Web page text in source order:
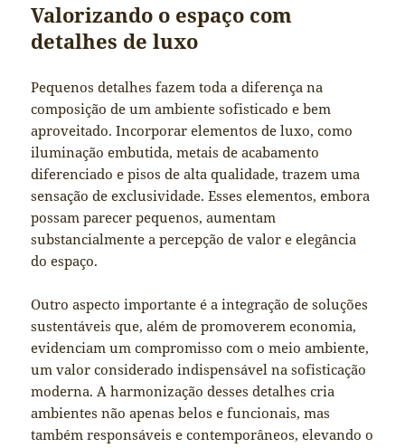
Valorizando o espaço com
detalhes de luxo
Pequenos detalhes fazem toda a diferença na
composição de um ambiente sofisticado e bem
aproveitado. Incorporar elementos de luxo, como
iluminação embutida, metais de acabamento
diferenciado e pisos de alta qualidade, trazem uma
sensação de exclusividade. Esses elementos, embora
possam parecer pequenos, aumentam
substancialmente a percepção de valor e elegância
do espaço.
Outro aspecto importante é a integração de soluções
sustentáveis que, além de promoverem economia,
evidenciam um compromisso com o meio ambiente,
um valor considerado indispensável na sofisticação
moderna. A harmonização desses detalhes cria
ambientes não apenas belos e funcionais, mas
também responsáveis e contemporâneos, elevando o